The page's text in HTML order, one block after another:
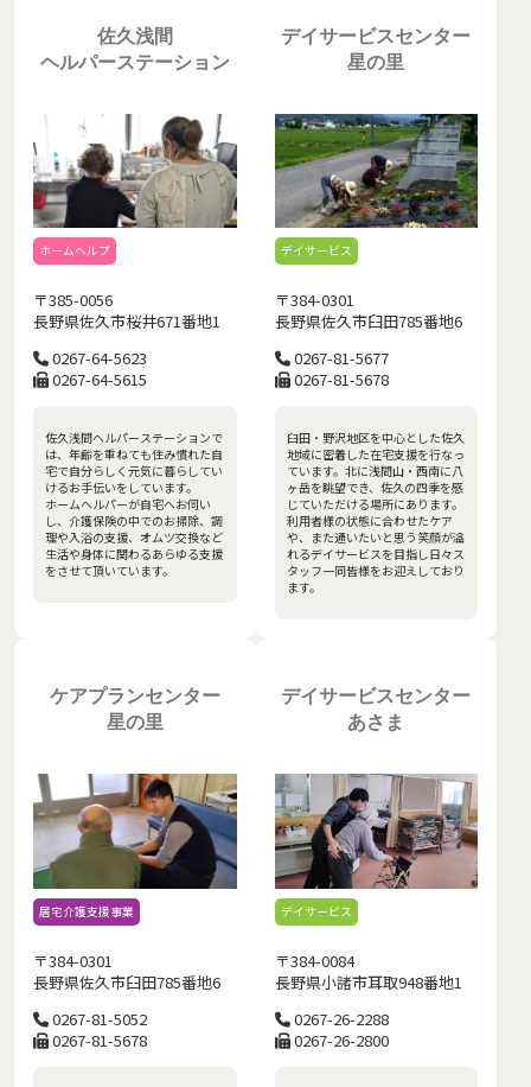
佐久浅間
ヘルパーステーション
ホームヘルプ
〒385-0056
長野県佐久市桜井671番地1
0267-64-5623
0267-64-5615
佐久浅間ヘルパーステーションで
は、年齢を重ねても住み慣れた自
宅で自分らしく元気に暮らしてい
けるお手伝いをしています。
ホームヘルパーが自宅へお伺い
し、介護保険の中でのお掃除、調
理や入浴の支援、オムツ交換など
生活や身体に関わるあらゆる支援
をさせて頂いています。
デイサービスセンター
星の里
デイサービス
〒384-0301
長野県佐久市臼田785番地6
0267-81-5677
0267-81-5678
臼田・野沢地区を中心とした佐久
地域に密着した在宅支援を行なっ
ています。北に浅間山・西南に八
ヶ岳を眺望でき、佐久の四季を感
じていただける場所にあります。
利用者様の状態に合わせたケア
や、また通いたいと思う笑顔が溢
れるデイサービスを目指し日々ス
タッフ一同皆様をお迎えしており
ます。
ケアプランセンター
星の里
居宅介護支援事業
〒384-0301
長野県佐久市臼田785番地6
0267-81-5052
0267-81-5678
デイサービスセンター
あさま
デイサービス
〒384-0084
長野県小諸市耳取948番地1
0267-26-2288
0267-26-2800